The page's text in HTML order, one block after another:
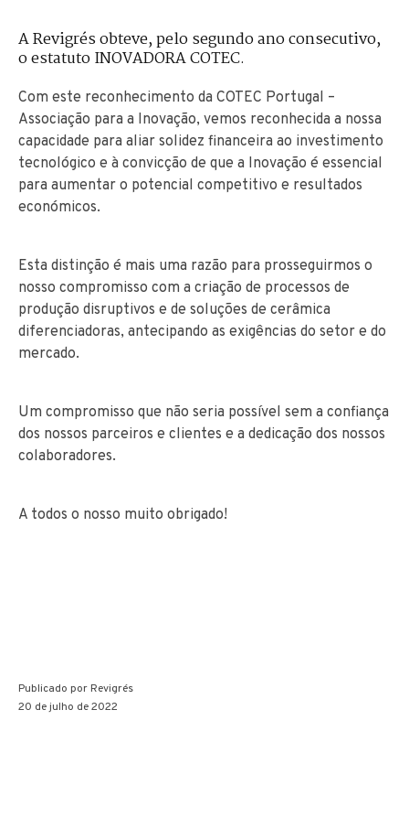
A Revigrés obteve, pelo segundo ano consecutivo,
o estatuto INOVADORA COTEC.
Com este reconhecimento da COTEC Portugal –
Associação para a Inovação, vemos reconhecida a nossa
capacidade para aliar solidez financeira ao investimento
tecnológico e à convicção de que a Inovação é essencial
para aumentar o potencial competitivo e resultados
económicos.
Esta distinção é mais uma razão para prosseguirmos o
nosso compromisso com a criação de processos de
produção disruptivos e de soluções de cerâmica
diferenciadoras, antecipando as exigências do setor e do
mercado.
Um compromisso que não seria possível sem a confiança
dos nossos parceiros e clientes e a dedicação dos nossos
colaboradores.
A todos o nosso muito obrigado!
Publicado porRevigrés
20 de julho de 2022